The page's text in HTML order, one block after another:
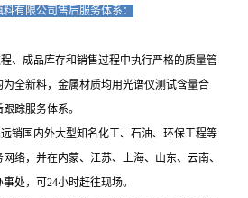
有限公司售后服务体系：
、成品库存和销售过程中执行严格的质量管
全新料，金属材质均用光谱仪测试含量合
踪服务体系。
销国内外大型知名化工、石油、环保工程等
络，并在内蒙、江苏、上海、山东、云南、
处，可24小时赶往现场。